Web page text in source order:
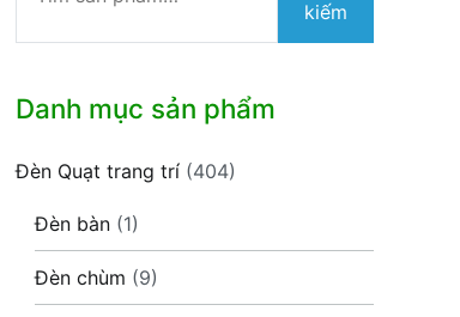
kiếm
Danh mục sản phẩm
Đèn Quạt trang trí (404)
Đèn bàn (1)
Đèn chùm (9)